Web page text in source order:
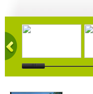
21:58